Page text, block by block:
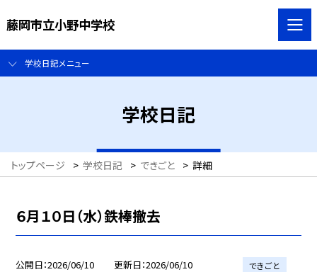
藤岡市立小野中学校
学校日記メニュー
学校日記
トップページ > 学校日記 > できごと > 詳細
６月１０日（水）鉄棒撤去
公開日 2026/06/10 更新日 2026/06/10 できごと